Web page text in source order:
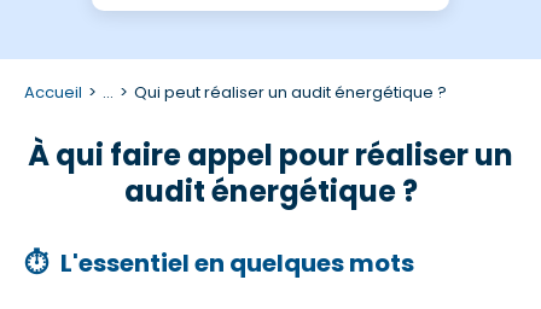
Accueil ... Qui peut réaliser un audit énergétique ?
À qui faire appel pour réaliser un
audit énergétique ?
⏱ L'essentiel en quelques mots